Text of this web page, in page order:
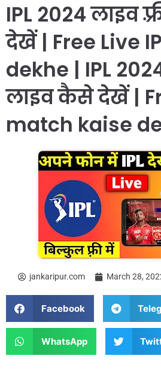
IPL 2024 लाइव
देखें | Free Live
dekhe | IPL
लाइव कैसे देखें |
match kaise
jankaripur.com March 28,
Facebook
WhatsApp